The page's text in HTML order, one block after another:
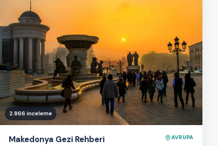
2.866 inceleme
Makedonya Gezi Rehberi AVRUPA